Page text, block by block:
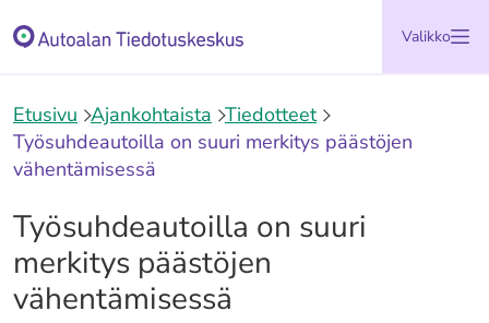
sisältöön
Etusivu Valikko
Etusivu Ajankohtaista Tiedotteet
Työsuhdeautoilla on suuri merkitys päästöjen
vähentämisessä
Työsuhdeautoilla on suuri
merkitys päästöjen
vähentämisessä